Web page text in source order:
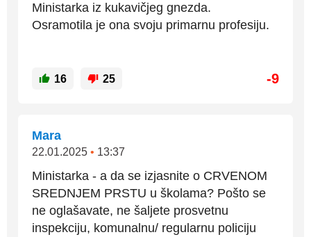
Ministarka iz kukavičjeg gnezda.
Osramotila je ona svoju primarnu profesiju.
16 25 -9
Mara
22.01.2025 • 13:37
Ministarka - a da se izjasnite o CRVENOM
SREDNJEM PRSTU u školama? Pošto se
ne oglašavate, ne šaljete prosvetnu
inspekciju, komunalnu/ regularnu policiju